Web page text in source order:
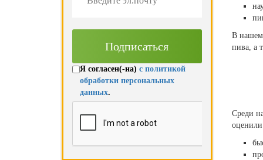
В нашем
пива, а
Среди
оценили
Я согласен(-на) с политикой
обработки персональных
данных.